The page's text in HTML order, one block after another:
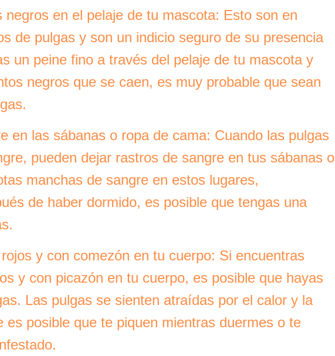
negros en el pelaje de tu mascota: Esto son en
de pulgas y son un indicio seguro de su presencia
un peine fino a través del pelaje de tu mascota y
negros que se caen, es muy probable que sean
en las sábanas o ropa de cama: Cuando las pulgas
pueden dejar rastros de sangre en tus sábanas o
manchas de sangre en estos lugares,
de haber dormido, es posible que tengas una
y con comezón en tu cuerpo: Si encuentras
y con picazón en tu cuerpo, es posible que hayas
Las pulgas se sienten atraídas por el calor y la
es posible que te piquen mientras duermes o te